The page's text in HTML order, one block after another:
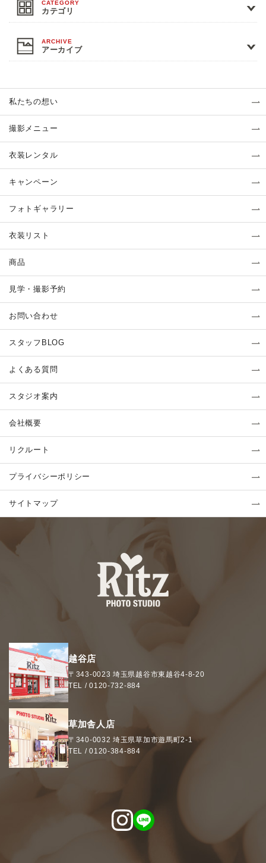
カテゴリ
アーカイブ
私たちの想い
撮影メニュー
衣装レンタル
キャンペーン
フォトギャラリー
衣装リスト
商品
見学・撮影予約
お問い合わせ
スタッフBLOG
よくある質問
スタジオ案内
会社概要
リクルート
プライバシーポリシー
サイトマップ
越谷店
〒343-0023 埼玉県越谷市東越谷4-8-20
TEL /0120-732-884
草加舎人店
〒340-0032 埼玉県草加市遊馬町2-1
TEL /0120-384-884